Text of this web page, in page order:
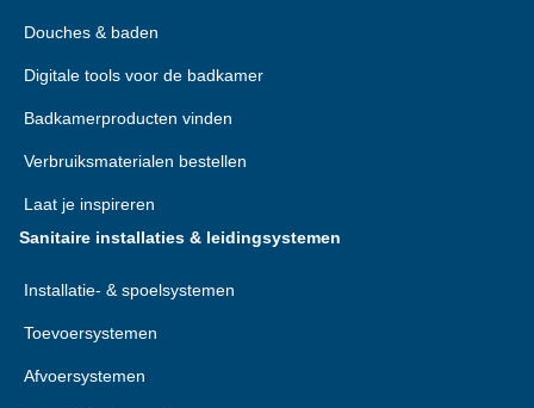
Douches & baden
Digitale tools voor de badkamer
Badkamerproducten vinden
Verbruiksmaterialen bestellen
Laat je inspireren
Sanitaire installaties & leidingsystemen
Installatie- & spoelsystemen
Toevoersystemen
Afvoersystemen